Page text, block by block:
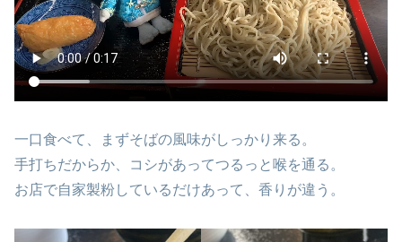
一口食べて、まずそばの風味がしっかり来る。
手打ちだからか、コシがあってつるっと喉を通る。
お店で自家製粉しているだけあって、香りが違う。